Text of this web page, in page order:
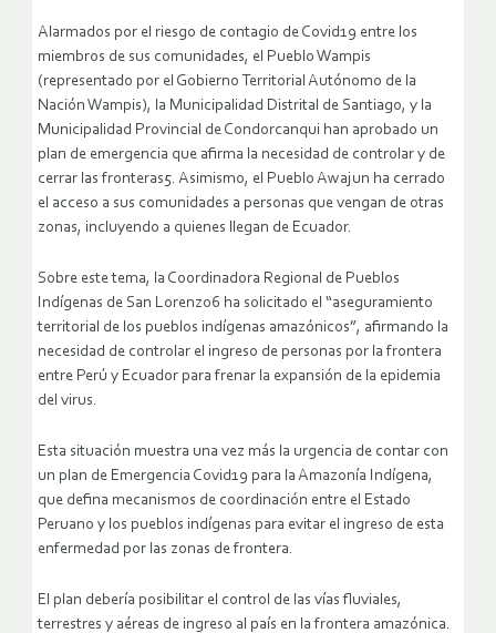
Alarmados por el riesgo de contagio de Covid19 entre los
miembros de sus comunidades, el Pueblo Wampis
(representado por el Gobierno Territorial Autónomo de la
Nación Wampis), la Municipalidad Distrital de Santiago, y la
Municipalidad Provincial de Condorcanqui han aprobado un
plan de emergencia que afirma la necesidad de controlar y de
cerrar las fronteras5. Asimismo, el Pueblo Awajun ha cerrado
el acceso a sus comunidades a personas que vengan de otras
zonas, incluyendo a quienes llegan de Ecuador.
Sobre este tema, la Coordinadora Regional de Pueblos
Indígenas de San Lorenzo6 ha solicitado el “aseguramiento
territorial de los pueblos indígenas amazónicos”, afirmando la
necesidad de controlar el ingreso de personas por la frontera
entre Perú y Ecuador para frenar la expansión de la epidemia
del virus.
Esta situación muestra una vez más la urgencia de contar con
un plan de Emergencia Covid19 para la Amazonía Indígena,
que defina mecanismos de coordinación entre el Estado
Peruano y los pueblos indígenas para evitar el ingreso de esta
enfermedad por las zonas de frontera.
El plan debería posibilitar el control de las vías fluviales,
terrestres y aéreas de ingreso al país en la frontera amazónica.